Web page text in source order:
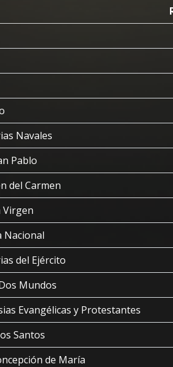
Navales
Pablo
del Carmen
Virgen
Nacional
del Ejército
Mundos
Evangélicas y Protestantes
Santos
de María